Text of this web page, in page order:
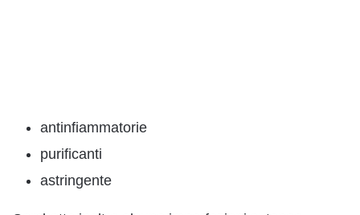
antinfiammatorie
purificanti
astringente